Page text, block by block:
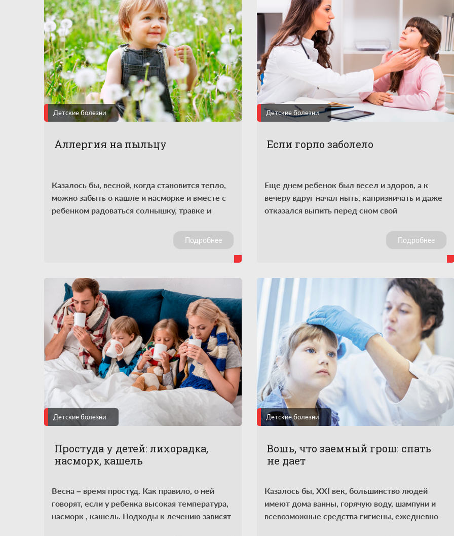
Детские болезни
Аллергия на пыльцу
Казалось бы, весной, когда становится тепло,
можно забыть о кашле и насморке и вместе с
ребенком радоваться солнышку, травке и
омрачает непонятно откуда взявшиеся уПодробнее
Детские болезни
Простуда у детей: лихорадка,
насморк, кашель
Весна – время простуд. Как правило, о ней
говорят, если у ребенка высокая температура,
насморк , кашель. Подходы к лечению зависят
Детские болезни
Если горло заболело
Еще днем ребенок был весел и здоров, а к
вечеру вдруг начал ныть, капризничать и даже
отказался выпить перед сном свой
Загляните в горло. Красное? Возможно, это
“tonsillae” – миндалины и “-itis” – приставки,
обозначающей воспаление).
Подробнее
Детские болезни
Вошь, что заемный грош: спать
не дает
Казалось бы, XXI век, большинство людей
имеют дома ванны, горячую воду, шампуни и
всевозможные средства гигиены, ежедневно